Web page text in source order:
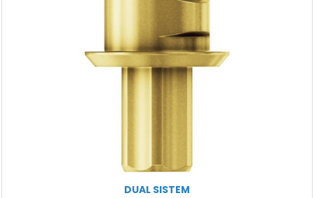
DUAL SISTEM